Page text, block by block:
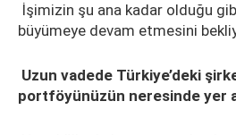
İşimizin şu ana kadar olduğu
büyümeye devam etmesini
Uzun vadede Türkiye’deki
portföyünüzün neresinde yer